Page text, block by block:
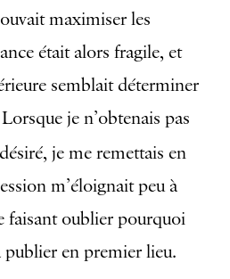
maximiser les
était alors fragile, et
semblait déterminer
je n’obtenais pas
désiré, je me remettais en
m’éloignait peu à
faisant oublier pourquoi
publier en premier lieu.